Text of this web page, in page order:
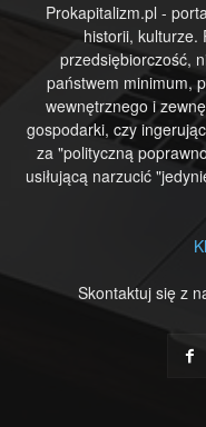
Prokapitalizm.pl -
historii, kulturze.
przedsiębiorczość,
państwem minimum,
wewnętrznego i
gospodarki, czy
za "polityczną
usiłującą narzucić
Skontaktuj się z